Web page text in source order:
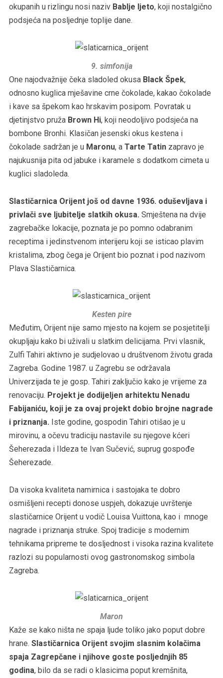
okupanih u rizlingu nosi naziv Bablje ljeto, koji nostalgično
podsjeća na posljednje toplije dane.
9. simfonija
One najodvažnije čeka sladoled okusa Black Špek,
odnosno kuglica mješavine crne čokolade, kakao čokolade
i kave sa špekom kao hrskavim posipom. Povratak u
djetinjstvo pruža Brown Hi, koji neodoljivo podsjeća na
bombone Bronhi. Klasičan jesenski okus kestena i
čokolade sadržan je u Maronu, a Tarte Tatin zapravo je
najukusnija pita od jabuke i karamele s dodatkom cimeta u
kuglici sladoleda.
Slastičarnica Orijent još od davne 1936. oduševljava i
privlači sve ljubitelje slatkih okusa. Smještena na dvije
zagrebačke lokacije, poznata je po pomno odabranim
receptima i jedinstvenom interijeru koji se isticao plavim
kristalima, zbog čega je Orijent bio poznat i pod nazivom
Plava Slastičarnica.
Kesten pire
Međutim, Orijent nije samo mjesto na kojem se posjetitelji
okupljaju kako bi uživali u slatkim delicijama. Prvi vlasnik,
Zulfi Tahiri aktivno je sudjelovao u društvenom životu grada
Zagreba. Godine 1987. u Zagrebu se održavala
Univerzijada te je gosp. Tahiri zaključio kako je vrijeme za
renovaciju. Projekt je dodijeljen arhitektu Nenadu
Fabijaniću, koji je za ovaj projekt dobio brojne nagrade
i priznanja. Iste godine, gospodin Tahiri otišao je u
mirovinu, a očevu tradiciju nastavile su njegove kćeri
Šeherezada i Ildeza te Ivan Sučević, suprug gospođe
Šeherezade.
Da visoka kvaliteta namirnica i sastojaka te dobro
osmišljeni recepti donose uspjeh, dokazuje uvrštenje
slastičarnice Orijent u vodič Louisa Vuittona, kao i mnoge
nagrade i priznanja struke. Spoj tradicije s modernim
tehnikama pripreme te dosljednost i visoka razina kvalitete
razlozi su popularnosti ovog gastronomskog simbola
Zagreba.
Maron
Kaže se kako ništa ne spaja ljude toliko jako poput dobre
hrane. Slastičarnica Orijent svojim slasnim kolačima
spaja Zagrepčane i njihove goste posljednjih 85
godina, bilo da se radi o klasicima poput kremšnita,